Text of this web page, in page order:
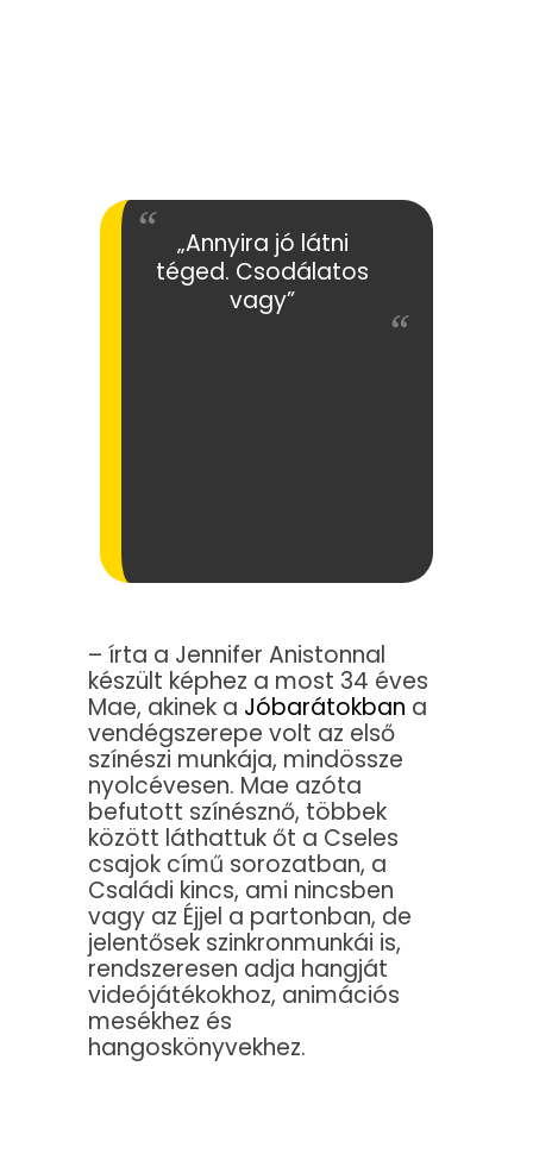
„Annyira jó látni
téged. Csodálatos
vagy”
– írta a Jennifer Anistonnal
készült képhez a most 34 éves
Mae, akinek a Jóbarátokban a
vendégszerepe volt az első
színészi munkája, mindössze
nyolcévesen. Mae azóta
befutott színésznő, többek
között láthattuk őt a Cseles
csajok című sorozatban, a
Családi kincs, ami nincsben
vagy az Éjjel a partonban, de
jelentősek szinkronmunkái is,
rendszeresen adja hangját
videójátékokhoz, animációs
mesékhez és
hangoskönyvekhez.